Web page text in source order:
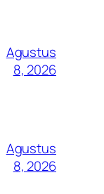
Agustus
8, 2026
Agustus
8, 2026